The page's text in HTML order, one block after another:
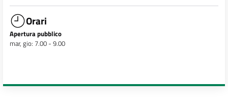
Orari
Apertura pubblico
mar, gio: 7.00 - 9.00